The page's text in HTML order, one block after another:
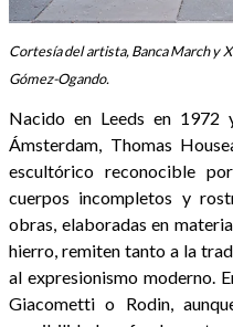
Cortesía del artista, Banca March y
Gómez-Ogando.
Nacido en Leeds en
Ámsterdam, Thomas
escultórico reconocible
cuerpos incompletos y
obras, elaboradas en
hierro, remiten tanto a la
al expresionismo moderno.
Giacometti o Rodin,